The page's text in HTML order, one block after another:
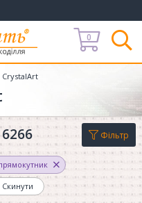
0
Скинути
Фільтр